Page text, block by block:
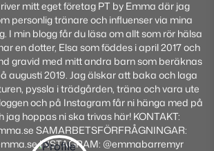
mitt eget företag PT by Emma där jag
personlig tränare och influenser via mina
I min blogg får du läsa om allt som rör hälsa
en dotter, Elsa som föddes i april 2017 och
gravid med mitt andra barn som beräknas
augusti 2019. Jag älskar att baka och laga
pyssla i trädgården, träna och vara ute
och på Instagram får ni hänga med på
jag hoppas ni ska trivas här! KONTAKT:
SAMARBETSFÖRFRÅGNINGAR:
INSTAGRAM: @emmabarremyr